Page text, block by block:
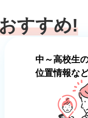
すすめ!
中～高校生
位置情報な